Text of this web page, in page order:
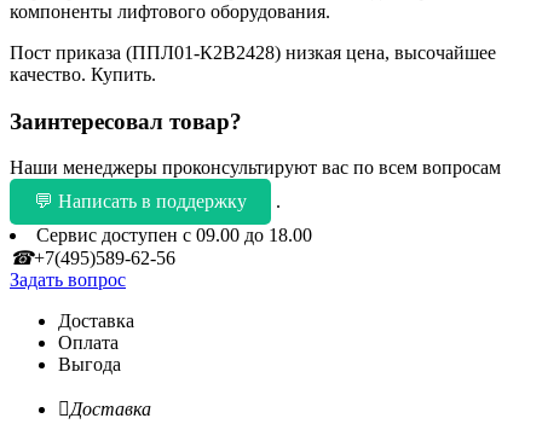
компоненты лифтового оборудования.
Пост приказа (ППЛ01-К2В2428) низкая цена, высочайшее
качество. Купить.
Заинтересовал товар?
Наши менеджеры проконсультируют вас по всем вопросам
💬 Написать в поддержку
.
Сервис доступен с 09.00 до 18.00
☎+7(495)589-62-56
Задать вопрос
Доставка
Оплата
Выгода
Доставка